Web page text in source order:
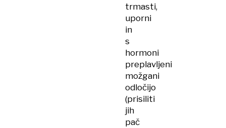
trmasti,
uporni
in
s
hormoni
preplavljeni
možgani
odločijo
(prisiliti
jih
pač